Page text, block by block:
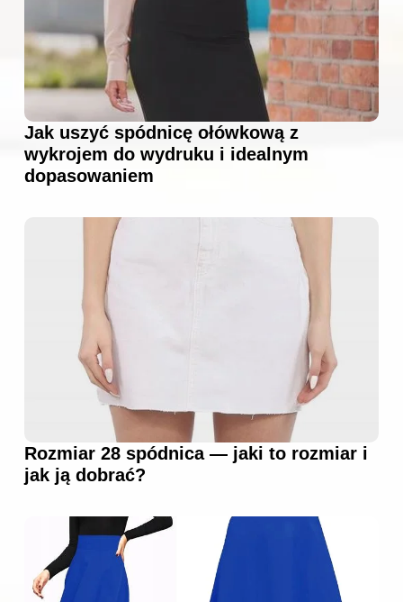
Jak uszyć spódnicę ołówkową z
wykrojem do wydruku i idealnym
dopasowaniem
Rozmiar 28 spódnica — jaki to rozmiar i
jak ją dobrać?